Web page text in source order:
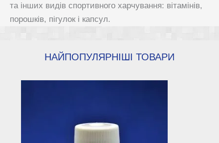
сторінці
товару
та інших видів спортивного харчування: вітамінів,
порошків, пігулок і капсул.
НАЙПОПУЛЯРНІШІ ТОВАРИ